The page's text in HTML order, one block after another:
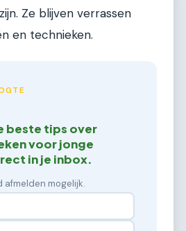
Ze blijven verrassen
en technieken.
beste tips over
voor jonge
in je inbox.
afmelden mogelijk.